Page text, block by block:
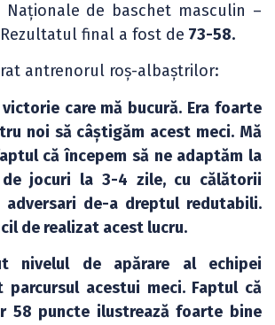
Naționale de baschet masculin –
final a fost de 73-58.
antrenorul roș-albaștrilor:
care mă bucură. Era foarte
noi să câștigăm acest meci. Mă
că începem să ne adaptăm la
jocuri la 3-4 zile, cu călătorii
adversari de-a dreptul redutabili.
de realizat acest lucru.
nivelul de apărare al echipei
acestui meci. Faptul că
58 puncte ilustrează foarte bine